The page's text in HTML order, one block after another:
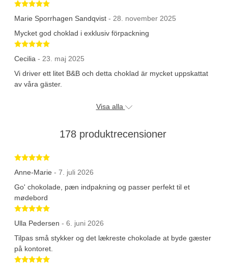
Betygsatt 5 av 5 stjärnor
Marie Sporrhagen Sandqvist - 28. november 2025
Mycket god choklad i exklusiv förpackning
Betygsatt 5 av 5 stjärnor
Cecilia - 23. maj 2025
Vi driver ett litet B&B och detta choklad är mycket uppskattat
av våra gäster.
Visa alla
178 produktrecensioner
Betygsatt 5 av 5 stjärnor
Anne-Marie - 7. juli 2026
Go' chokolade, pæn indpakning og passer perfekt til et
mødebord
Betygsatt 5 av 5 stjärnor
Ulla Pedersen - 6. juni 2026
Tilpas små stykker og det lækreste chokolade at byde gæster
på kontoret.
Betygsatt 5 av 5 stjärnor